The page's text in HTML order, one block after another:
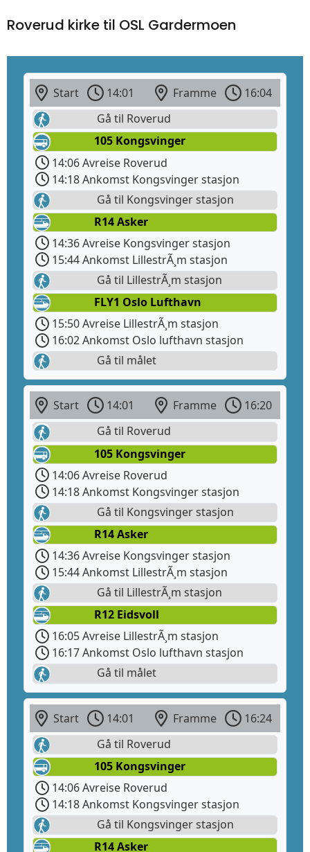
Roverud kirke til OSL Gardermoen
Start 14:01 Framme
16:04
Gå til Roverud
105 Kongsvinger
14:06 Avreise Roverud
14:18 Ankomst Kongsvinger stasjon
Gå til Kongsvinger stasjon
R14 Asker
14:36 Avreise Kongsvinger stasjon
15:44 Ankomst LillestrÃ¸m stasjon
Gå til LillestrÃ¸m stasjon
FLY1 Oslo Lufthavn
15:50 Avreise LillestrÃ¸m stasjon
16:02 Ankomst Oslo lufthavn stasjon
Gå til målet
Start 14:01 Framme
16:20
Gå til Roverud
105 Kongsvinger
14:06 Avreise Roverud
14:18 Ankomst Kongsvinger stasjon
Gå til Kongsvinger stasjon
R14 Asker
14:36 Avreise Kongsvinger stasjon
15:44 Ankomst LillestrÃ¸m stasjon
Gå til LillestrÃ¸m stasjon
R12 Eidsvoll
16:05 Avreise LillestrÃ¸m stasjon
16:17 Ankomst Oslo lufthavn stasjon
Gå til målet
Start 14:01 Framme
16:24
Gå til Roverud
105 Kongsvinger
14:06 Avreise Roverud
14:18 Ankomst Kongsvinger stasjon
Gå til Kongsvinger stasjon
R14 Asker